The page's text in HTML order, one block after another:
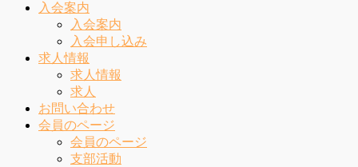
入会案内
入会案内
入会申し込み
求人情報
求人情報
求人
お問い合わせ
会員のページ
会員のページ
支部活動